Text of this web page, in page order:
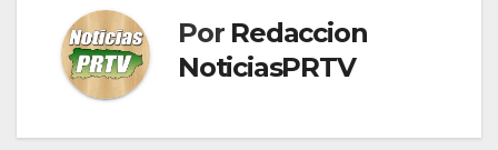
Por Redaccion
NoticiasPRTV